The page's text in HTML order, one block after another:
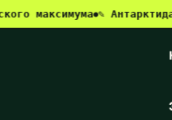
●✎ Антарктида: